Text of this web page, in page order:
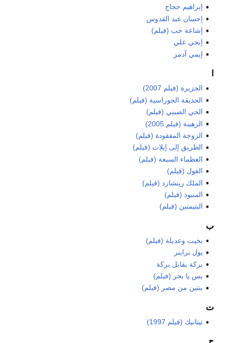
إبراهيم حجاج
إحسان عبد القدوس
إشاعة حب (فيلم)
إنجي علي
إيمي آدمز
الجزيرة (فيلم 2007)
الحديقة الجوراسية (فيلم)
الحي الصيني (فيلم)
الرهينة (فيلم 2005)
الزوجة المفقودة (فيلم)
الطريق إلى إيلات (فيلم)
العظماء السبعة (فيلم)
الغول (فيلم)
الملك ريتشارد (فيلم)
المنبوذ (فيلم)
اليتيمتين (فيلم)
ب
بخيت وعديلة (فيلم)
يول براينر
بركة يقابل بركة
بس يا بحر (فيلم)
بنتين من مصر (فيلم)
ت
تيتانيك (فيلم 1997)